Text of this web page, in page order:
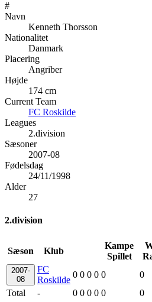
#
Navn
Kenneth Thorsson
Nationalitet
Danmark
Placering
Angriber
Højde
174 cm
Current Team
FC Roskilde
Leagues
2.division
Sæsoner
2007-08
Fødelsdag
24/11/1998
Alder
27
2.division
Sæson Klub
Kampe
Spillet
2007-
08
FC
Roskilde
0 0 0 0 0 0
Total
- 0 0 0 0 0 0